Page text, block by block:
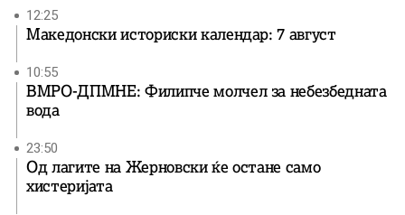
12:25
Македонски историски календар: 7 август
10:55
ВМРО-ДПМНЕ: Филипче молчел за небезбедната
вода
23:50
Од лагите на Жерновски ќе остане само
хистеријата